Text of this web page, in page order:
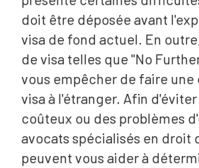
doit être déposée avant
visa de fond actuel. En
de visa telles que "No
vous empêcher de faire une
visa à l'étranger. Afin
coûteux ou des problèmes
avocats spécialisés en droit
peuvent vous aider à